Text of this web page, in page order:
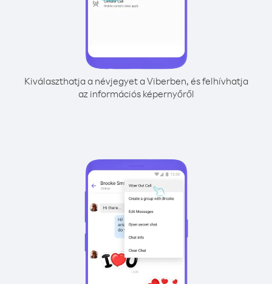
Kiválaszthatja a névjegyet a Viberben, és felhívhatja
az információs képernyőről